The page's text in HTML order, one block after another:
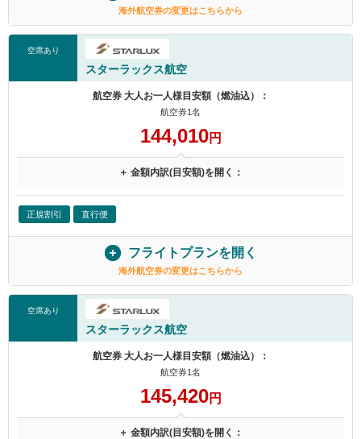
海外航空券の変更はこちらから
空席あり
スターラックス航空
航空券 大人お一人様目安額（燃油込）：
航空券1名
144,010円
＋ 金額内訳(目安額)を開く：
正規割引 直行便
フライトプランを開く
海外航空券の変更はこちらから
空席あり
スターラックス航空
航空券 大人お一人様目安額（燃油込）：
航空券1名
145,420円
＋ 金額内訳(目安額)を開く：